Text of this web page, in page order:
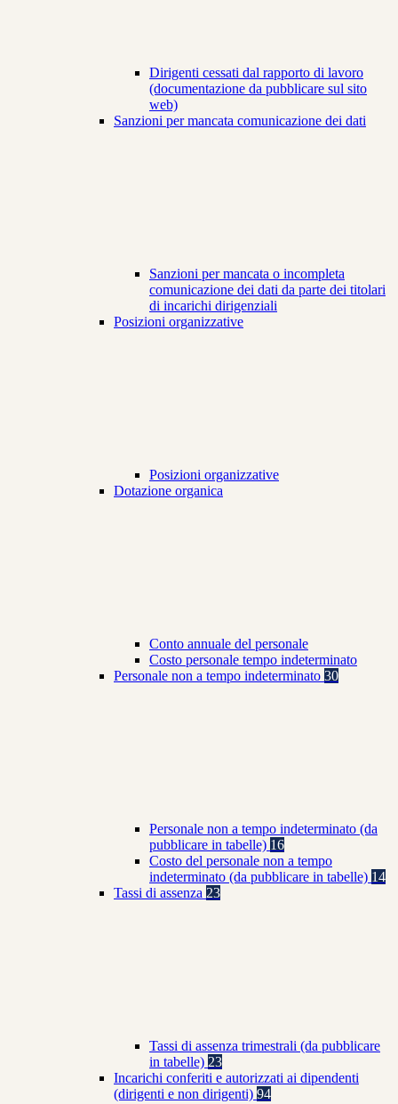
Dirigenti cessati dal rapporto di lavoro
(documentazione da pubblicare sul sito
web)
Sanzioni per mancata comunicazione dei dati
Sanzioni per mancata o incompleta
comunicazione dei dati da parte dei titolari
di incarichi dirigenziali
Posizioni organizzative
Posizioni organizzative
Dotazione organica
Conto annuale del personale
Costo personale tempo indeterminato
Personale non a tempo indeterminato 30
Personale non a tempo indeterminato (da
pubblicare in tabelle) 16
Costo del personale non a tempo
indeterminato (da pubblicare in tabelle) 14
Tassi di assenza 23
Tassi di assenza trimestrali (da pubblicare
in tabelle) 23
Incarichi conferiti e autorizzati ai dipendenti
(dirigenti e non dirigenti) 94